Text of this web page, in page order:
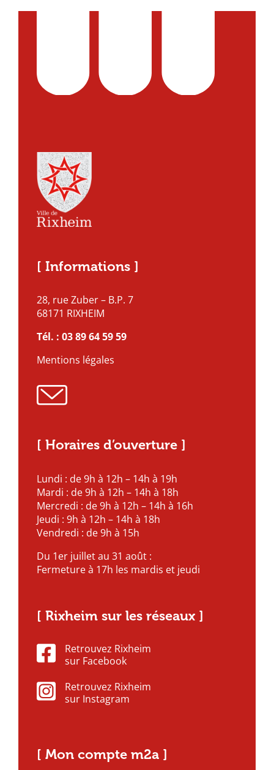
[ Informations ]
28, rue Zuber – B.P. 7
68171 RIXHEIM
Tél. : 03 89 64 59 59
Mentions légales
[ Horaires d’ouverture ]
Lundi : de 9h à 12h – 14h à 19h
Mardi : de 9h à 12h – 14h à 18h
Mercredi : de 9h à 12h – 14h à 16h
Jeudi : 9h à 12h – 14h à 18h
Vendredi : de 9h à 15h
Du 1er juillet au 31 août :
Fermeture à 17h les mardis et jeudi
[ Rixheim sur les réseaux ]
Retrouvez Rixheim
sur Facebook
Retrouvez Rixheim
sur Instagram
[ Mon compte m2a ]